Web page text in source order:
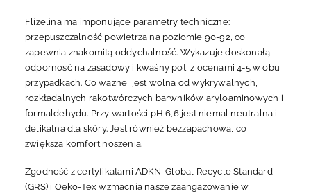
Flizelina ma imponujące parametry techniczne:
przepuszczalność powietrza na poziomie 90-92, co
zapewnia znakomitą oddychalność. Wykazuje doskonałą
odporność na zasadowy i kwaśny pot, z ocenami 4-5 w obu
przypadkach. Co ważne, jest wolna od wykrywalnych,
rozkładalnych rakotwórczych barwników aryloaminowych i
formaldehydu. Przy wartości pH 6,6 jest niemal neutralna i
delikatna dla skóry. Jest również bezzapachowa, co
zwiększa komfort noszenia.
Zgodność z certyfikatami ADKN, Global Recycle Standard
(GRS) i Oeko-Tex wzmacnia nasze zaangażowanie w